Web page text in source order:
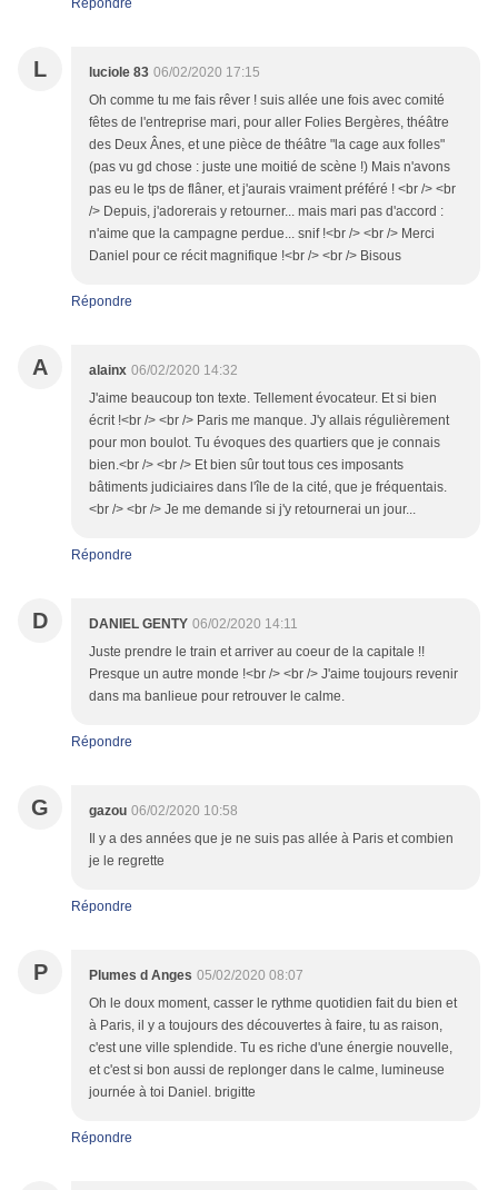
Répondre
L luciole 83 06/02/2020 17:15
Oh comme tu me fais rêver ! suis allée une fois avec comité
fêtes de l'entreprise mari, pour aller Folies Bergères, théâtre
des Deux Ânes, et une pièce de théâtre "la cage aux folles"
(pas vu gd chose : juste une moitié de scène !) Mais n'avons
pas eu le tps de flâner, et j'aurais vraiment préféré ! <br /> <br
/> Depuis, j'adorerais y retourner... mais mari pas d'accord :
n'aime que la campagne perdue... snif !<br /> <br /> Merci
Daniel pour ce récit magnifique !<br /> <br /> Bisous
Répondre
A alainx 06/02/2020 14:32
J'aime beaucoup ton texte. Tellement évocateur. Et si bien
écrit !<br /> <br /> Paris me manque. J'y allais régulièrement
pour mon boulot. Tu évoques des quartiers que je connais
bien.<br /> <br /> Et bien sûr tout tous ces imposants
bâtiments judiciaires dans l'île de la cité, que je fréquentais.
<br /> <br /> Je me demande si j'y retournerai un jour...
Répondre
D DANIEL GENTY 06/02/2020 14:11
Juste prendre le train et arriver au coeur de la capitale !!
Presque un autre monde !<br /> <br /> J'aime toujours revenir
dans ma banlieue pour retrouver le calme.
Répondre
G gazou 06/02/2020 10:58
Il y a des années que je ne suis pas allée à Paris et combien
je le regrette
Répondre
P Plumes d Anges 05/02/2020 08:07
Oh le doux moment, casser le rythme quotidien fait du bien et
à Paris, il y a toujours des découvertes à faire, tu as raison,
c'est une ville splendide. Tu es riche d'une énergie nouvelle,
et c'est si bon aussi de replonger dans le calme, lumineuse
journée à toi Daniel. brigitte
Répondre